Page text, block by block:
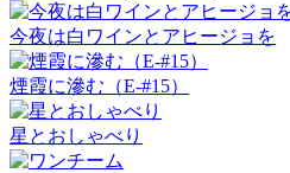
今夜は白ワインとアヒージョを
煙霞に滲む（E-#15）
星とおしゃべり